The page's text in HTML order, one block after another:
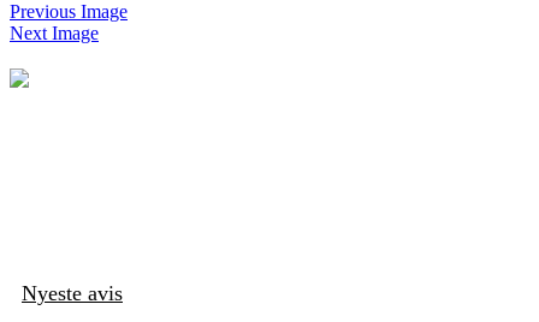
Previous Image
Next Image
Nyeste avis